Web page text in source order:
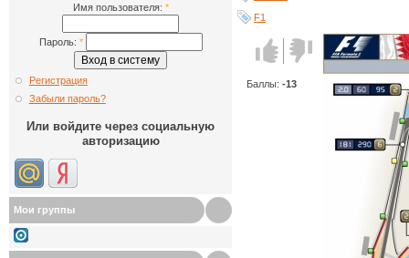
Имя пользователя: *
Пароль: *
Регистрация
Забыли пароль?
Или войдите через социальную
авторизацию
Мои группы
F1
Голос за!Голос
против!
Баллы: -13